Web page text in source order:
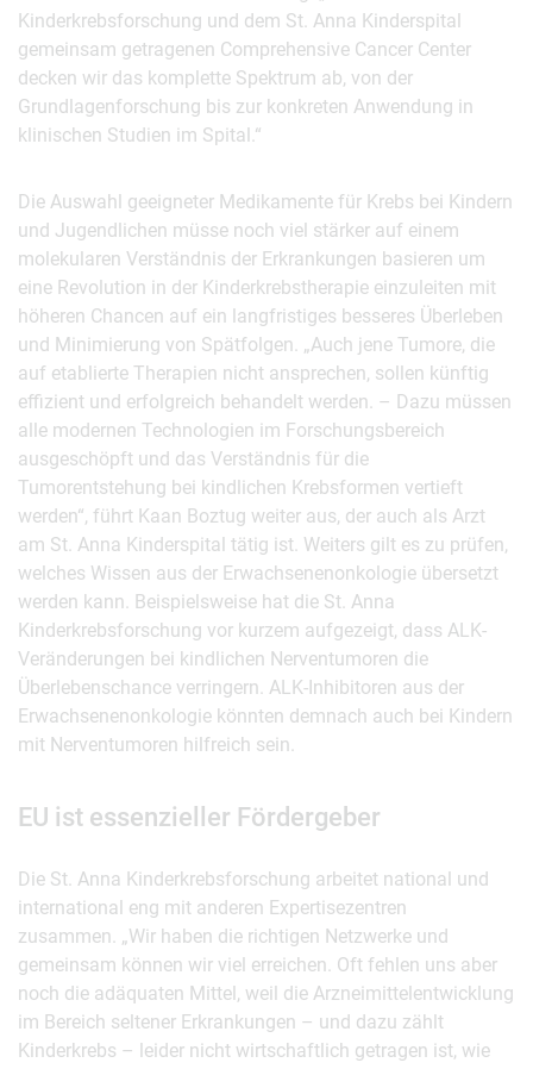
Kinderkrebsforschung und dem St. Anna Kinderspital
gemeinsam getragenen Comprehensive Cancer Center
decken wir das komplette Spektrum ab, von der
Grundlagenforschung bis zur konkreten Anwendung in
klinischen Studien im Spital.“
Die Auswahl geeigneter Medikamente für Krebs bei Kindern
und Jugendlichen müsse noch viel stärker auf einem
molekularen Verständnis der Erkrankungen basieren um
eine Revolution in der Kinderkrebstherapie einzuleiten mit
höheren Chancen auf ein langfristiges besseres Überleben
und Minimierung von Spätfolgen. „Auch jene Tumore, die
auf etablierte Therapien nicht ansprechen, sollen künftig
effizient und erfolgreich behandelt werden. – Dazu müssen
alle modernen Technologien im Forschungsbereich
ausgeschöpft und das Verständnis für die
Tumorentstehung bei kindlichen Krebsformen vertieft
werden“, führt Kaan Boztug weiter aus, der auch als Arzt
am St. Anna Kinderspital tätig ist. Weiters gilt es zu prüfen,
welches Wissen aus der Erwachsenenonkologie übersetzt
werden kann. Beispielsweise hat die St. Anna
Kinderkrebsforschung vor kurzem aufgezeigt, dass ALK-
Veränderungen bei kindlichen Nerventumoren die
Überlebenschance verringern. ALK-Inhibitoren aus der
Erwachsenenonkologie könnten demnach auch bei Kindern
mit Nerventumoren hilfreich sein.
EU ist essenzieller Fördergeber
Die St. Anna Kinderkrebsforschung arbeitet national und
international eng mit anderen Expertisezentren
zusammen. „Wir haben die richtigen Netzwerke und
gemeinsam können wir viel erreichen. Oft fehlen uns aber
noch die adäquaten Mittel, weil die Arzneimittelentwicklung
im Bereich seltener Erkrankungen – und dazu zählt
Kinderkrebs – leider nicht wirtschaftlich getragen ist, wie